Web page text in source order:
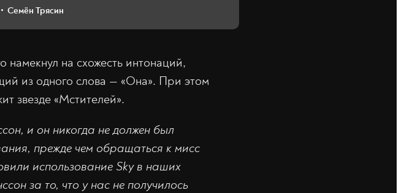
Семён Трясин
намекнул на схожесть интонаций,
из одного слова — «Она». При этом
звезде «Мстителей».
и он никогда не должен был
прежде чем обращаться к мисс
использование Sky в наших
за то, что у нас не получилось